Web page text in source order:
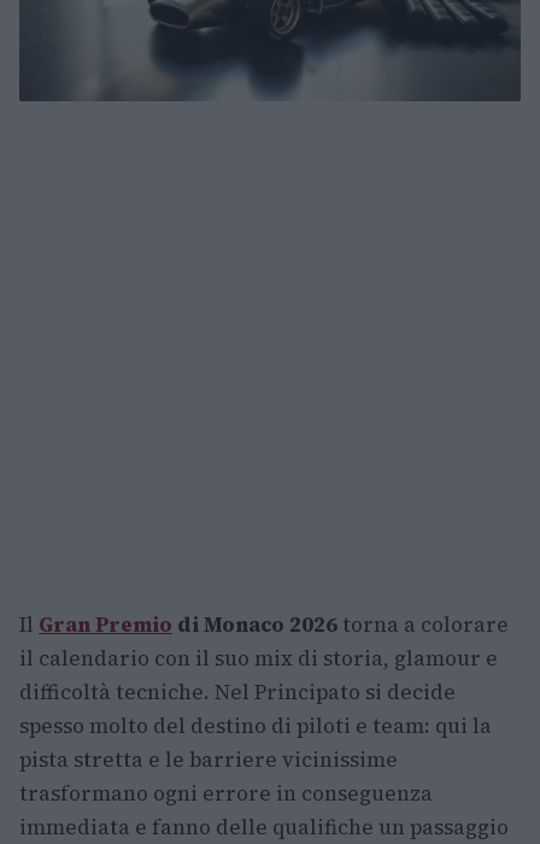
Il Gran Premio di Monaco 2026 torna a colorare
il calendario con il suo mix di storia, glamour e
difficoltà tecniche. Nel Principato si decide
spesso molto del destino di piloti e team: qui la
pista stretta e le barriere vicinissime
trasformano ogni errore in conseguenza
immediata e fanno delle qualifiche un passaggio